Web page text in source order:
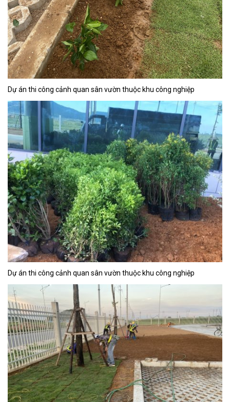
Dự án thi công cảnh quan sân vườn thuộc khu công nghiệp
Dự án thi công cảnh quan sân vườn thuộc khu công nghiệp